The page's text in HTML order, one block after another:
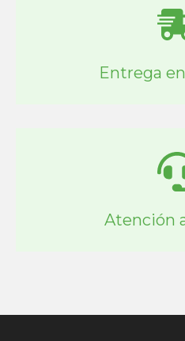
Entrega
Atención